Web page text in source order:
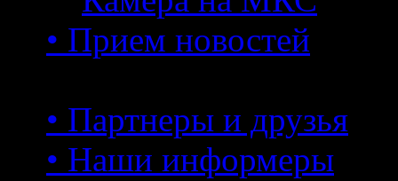
• Прием новостей
• Партнеры и друзья
• Наши информеры